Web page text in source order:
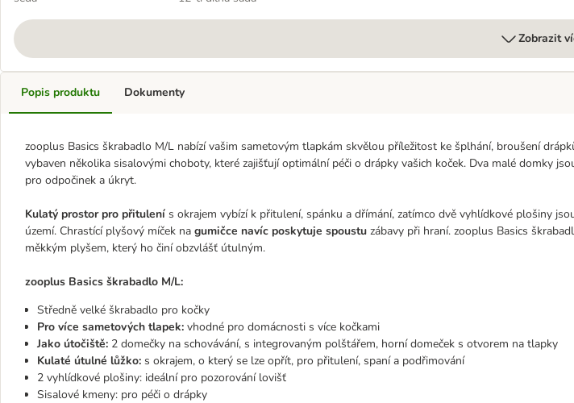
Zobrazit
Popis produktu
zooplus Basics škrabadlo M/L nabízí vašim sametovým tlapkám skvělou příležitost ke šplhání, broušení
vybaven několika sisalovými choboty, které zajišťují optimální péči o drápky vašich koček. Dva malé domky
pro odpočinek a úkryt.
Kulatý prostor pro přitulení s okrajem vybízí k přitulení, spánku a dřímání, zatímco dvě vyhlídkové plošiny
území. Chrastící plyšový míček na gumičce navíc poskytuje spoustu zábavy při hraní. zooplus Basics
měkkým plyšem, který ho činí obzvlášť útulným.
zooplus Basics škrabadlo M/L:
Středně velké škrabadlo pro kočky
Pro více sametových tlapek: vhodné pro domácnosti s více kočkami
Jako útočiště: 2 domečky na schovávání, s integrovaným polštářem, horní domeček s otvorem na tlapky
Kulaté útulné lůžko: s okrajem, o který se lze opřít, pro přitulení, spaní a podřimování
2 vyhlídkové plošiny: ideální pro pozorování lovišť
Sisalové kmeny: pro péči o drápky
Dokumenty